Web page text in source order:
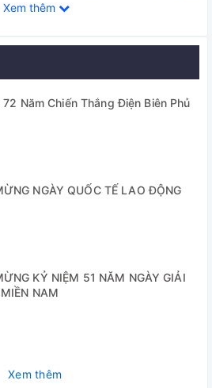
sử dữ liệu
dữ liệu
suất lớn
Xem thêm
72 Năm Chiến Thắng Điện Biên Phủ
NGÀY QUỐC TẾ LAO ĐỘNG
KỶ NIỆM 51 NĂM NGÀY GIẢI
NAM
Xem thêm